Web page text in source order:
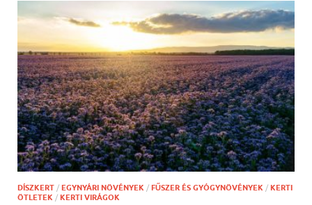
DÍSZKERT / EGYNYÁRI NÖVÉNYEK / FŰSZER ÉS GYÓGYNÖVÉNYEK / KERTI
ÖTLETEK / KERTI VIRÁGOK